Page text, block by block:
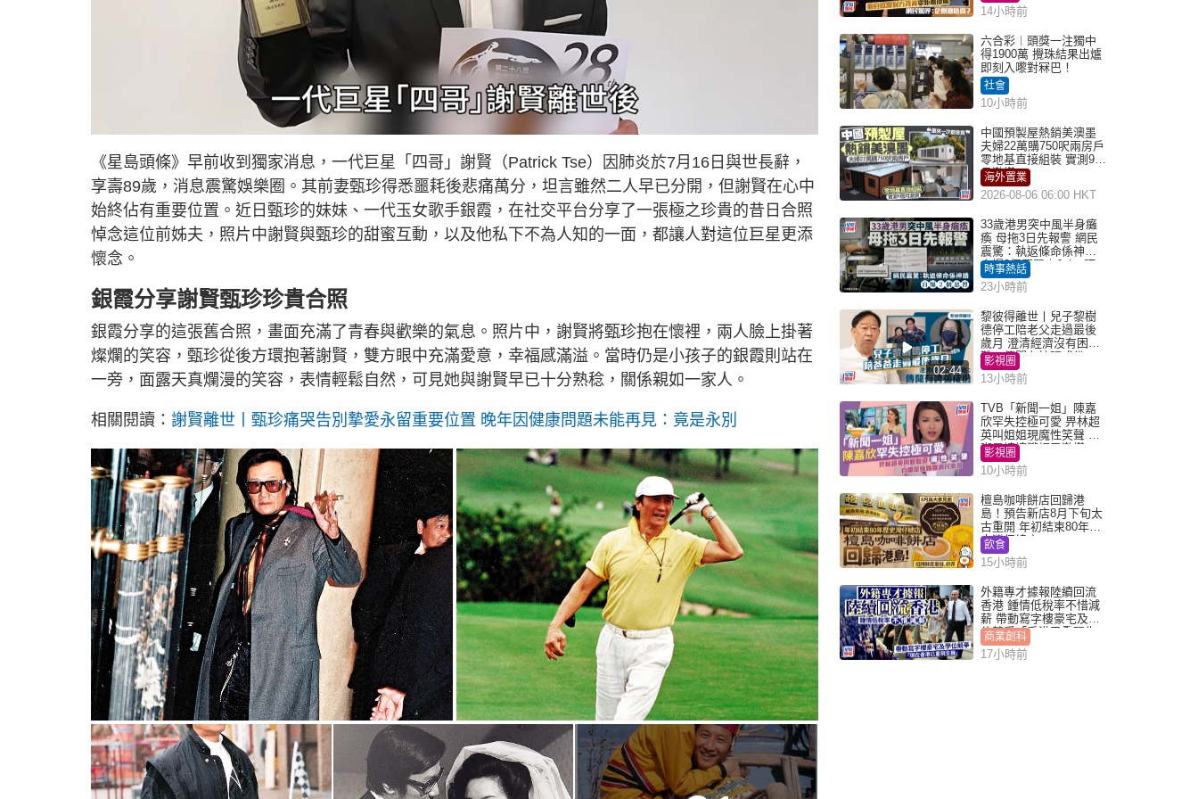
l
a
y
V
i
e
o
《星島頭條》早前收到獨家消息，一代巨星「四哥」謝賢（Patrick Tse）因肺炎於7月16日與世長辭，
享壽89歲，消息震驚娛樂圈。其前妻甄珍得悉噩耗後悲痛萬分，坦言雖然二人早已分開，但謝賢在心中
始終佔有重要位置。近日甄珍的妹妹、一代玉女歌手銀霞，在社交平台分享了一張極之珍貴的昔日合照
悼念這位前姊夫，照片中謝賢與甄珍的甜蜜互動，以及他私下不為人知的一面，都讓人對這位巨星更添
懷念。
銀霞分享謝賢甄珍珍貴合照
銀霞分享的這張舊合照，畫面充滿了青春與歡樂的氣息。照片中，謝賢將甄珍抱在懷裡，兩人臉上掛著
燦爛的笑容，甄珍從後方環抱著謝賢，雙方眼中充滿愛意，幸福感滿溢。當時仍是小孩子的銀霞則站在
一旁，面露天真爛漫的笑容，表情輕鬆自然，可見她與謝賢早已十分熟稔，關係親如一家人。
相關閱讀： 謝賢離世丨甄珍痛哭告別摯愛永留重要位置 晚年因健康問題未能再見：竟是永別
14小時前
六合彩︱頭獎一注獨中
得1900萬 攪珠結果出爐
即刻入嚟對冧巴！
社會
10小時前
中國預製屋熱銷美澳墨
夫婦22萬購750呎兩房戶
零地基直接組裝 實測9個
月激讚
海外置業
2026-08-06 06:00 HKT
33歲港男突中風半身癱
瘓 母拖3日先報警 網民
震驚：執返條命係神蹟
自爆2個惡習｜Juicy叮
時事熱話
23小時前
02:44
黎彼得離世丨兒子黎樹
德停工陪老父走過最後
歲月 澄清經濟沒有困
難：傳聞有誇張成份
影視圈
13小時前
TVB「新聞一姐」陳嘉
欣罕失控極可愛 畀林超
英叫姐姐現魔性笑聲 自
嘲是姨姨獲網民激讚
影視圈
10小時前
檀島咖啡餅店回歸港
島！預告新店8月下旬太
古重開 年初結束80年歷
史灣仔總店
飲食
15小時前
外籍專才據報陸續回流
香港 鍾情低稅率不惜減
薪 帶動寫字樓豪宅及學
位競爭「香港已重現生
機」
商業創科
17小時前